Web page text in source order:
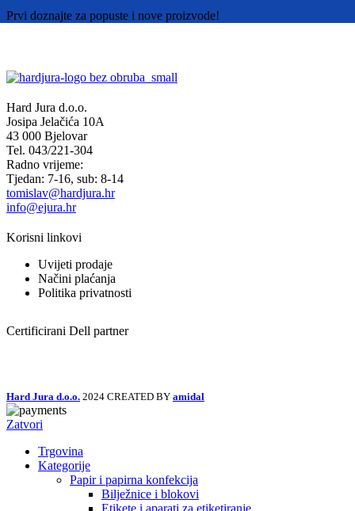
Prvi doznajte za popuste i nove proizvode!
Hard Jura d.o.o.
Josipa Jelačića 10A
43 000 Bjelovar
Tel. 043/221-304
Radno vrijeme:
Tjedan: 7-16, sub: 8-14
tomislav@hardjura.hr
info@ejura.hr
Korisni linkovi
Uvijeti prodaje
Načini plaćanja
Politika privatnosti
Certificirani Dell partner
Hard Jura d.o.o. 2024 CREATED BY amidal
Zatvori
Trgovina
Kategorije
Papir i papirna konfekcija
Bilježnice i blokovi
Etikete i aparati za etiketiranje